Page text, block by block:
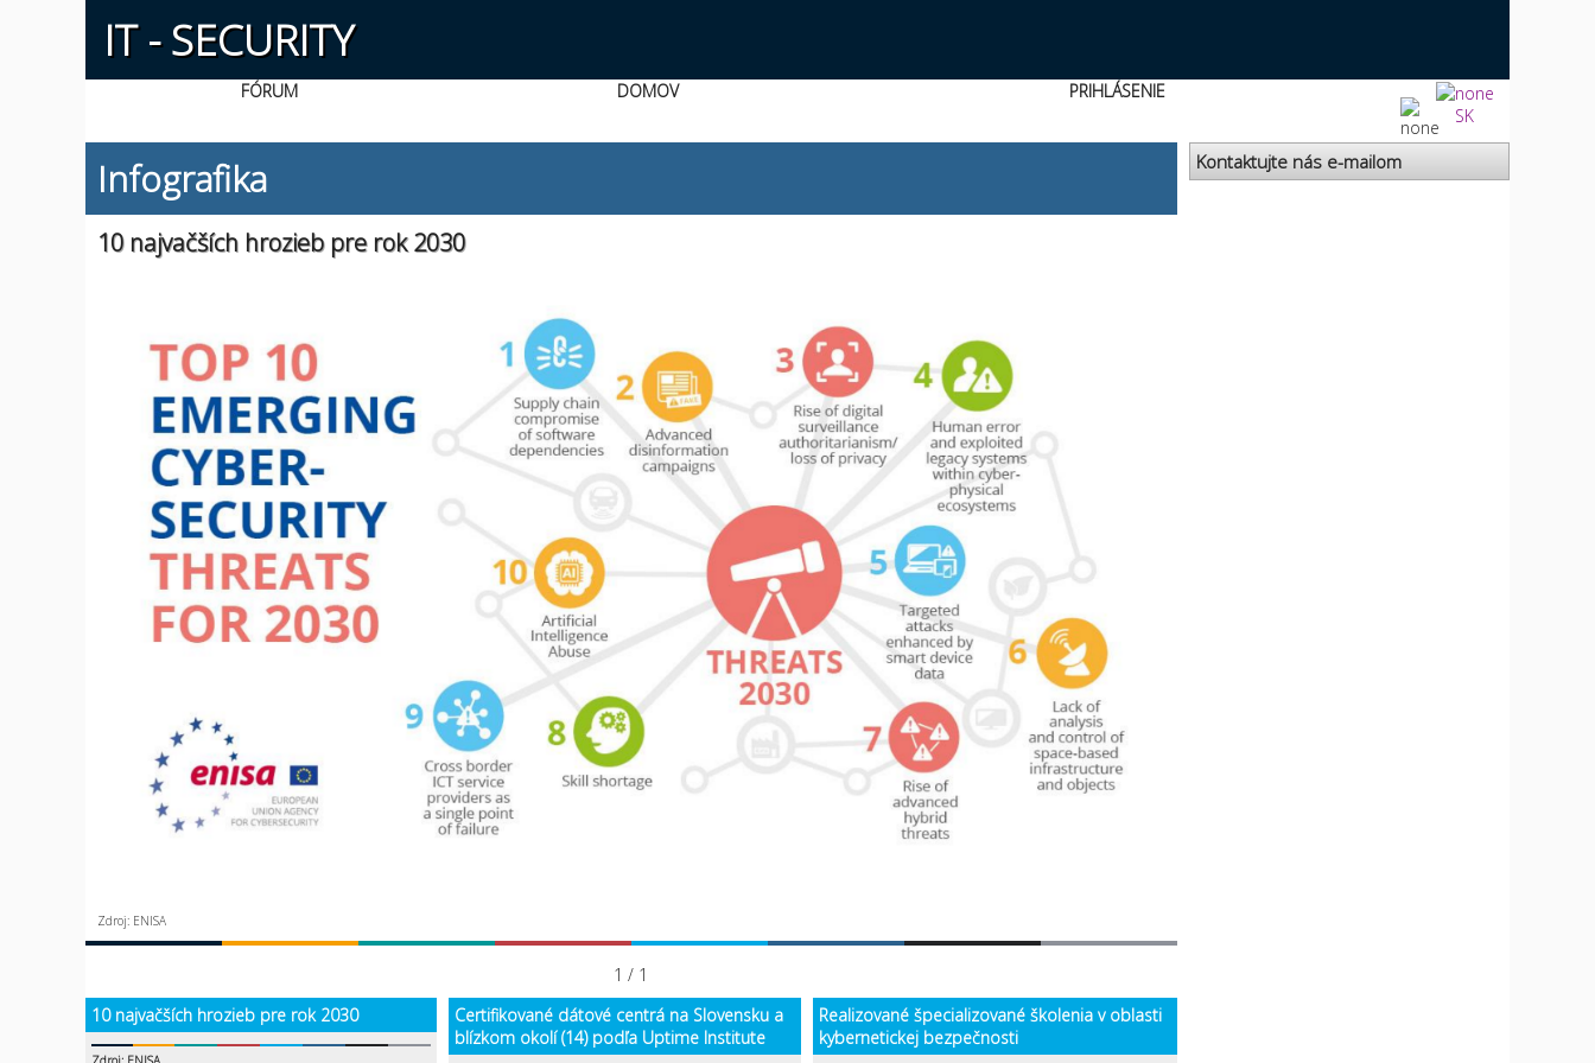
IT - SECURITY
FÓRUM DOMOV
PRIHLÁSENIE
SK
Infografika
10 najvačších hrozieb pre rok 2030
Zdroj: ENISA
1 / 1
10 najvačších hrozieb pre rok 2030
Certifikované dátové centrá na Slovensku a
blízkom okolí (14) podľa Uptime Institute
Realizované špecializované školenia v oblasti
kybernetickej bezpečnosti
Kontaktujte nás e-mailom